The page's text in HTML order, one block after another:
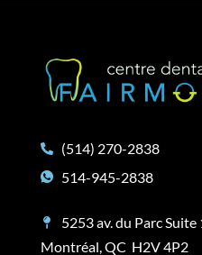
(514) 270-2838
514-945-2838
5253 av. du Parc Suite
Montréal, QC H2V 4P2